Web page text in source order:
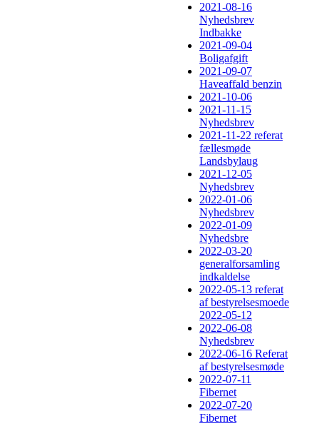
2021-08-16
Nyhedsbrev
Indbakke
2021-09-04
Boligafgift
2021-09-07
Haveaffald benzin
2021-10-06
2021-11-15
Nyhedsbrev
2021-11-22 referat
fællesmøde
Landsbylaug
2021-12-05
Nyhedsbrev
2022-01-06
Nyhedsbrev
2022-01-09
Nyhedsbre
2022-03-20
generalforsamling
indkaldelse
2022-05-13 referat
af bestyrelsesmoede
2022-05-12
2022-06-08
Nyhedsbrev
2022-06-16 Referat
af bestyrelsesmøde
2022-07-11
Fibernet
2022-07-20
Fibernet